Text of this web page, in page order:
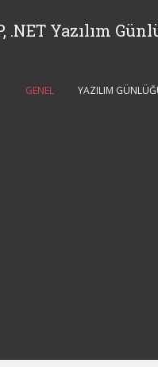
Yazılım
GENEL YAZILIM